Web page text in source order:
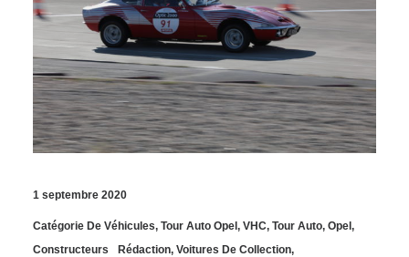
1 septembre 2020
Catégorie De Véhicules, Tour Auto Opel, VHC, Tour Auto, Opel,
Constructeurs
Rédaction, Voitures De Collection,